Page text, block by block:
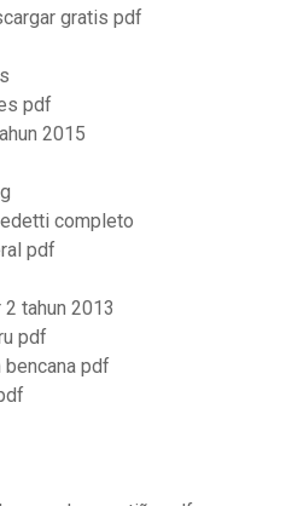
gratis pdf
pdf
2015
completo
pdf
tahun 2013
pdf
bencana pdf